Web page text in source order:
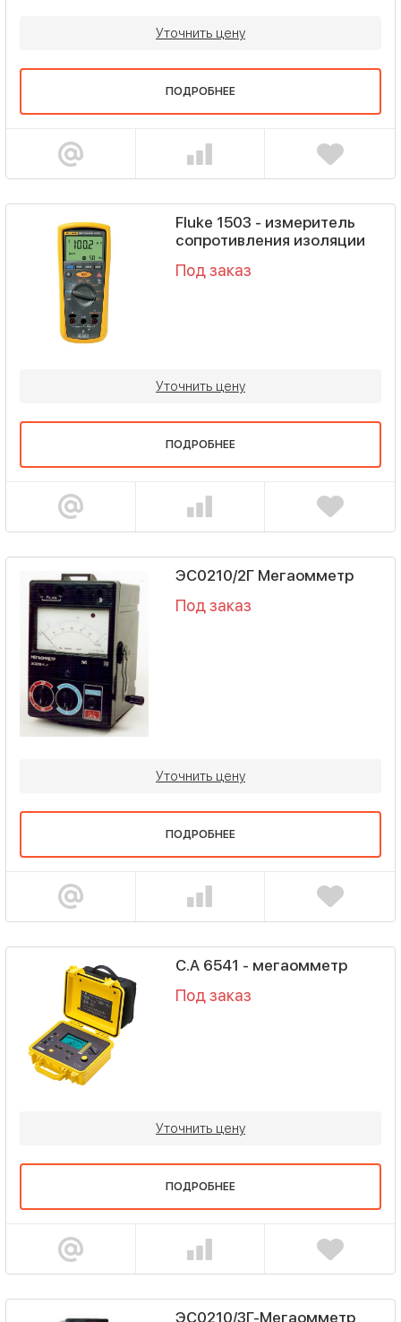
Уточнить цену
ПОДРОБНЕЕ
Fluke 1503 - измеритель
сопротивления изоляции
Под заказ
Уточнить цену
ПОДРОБНЕЕ
ЭС0210/2Г Мегаомметр
Под заказ
Уточнить цену
ПОДРОБНЕЕ
C.A 6541 - мегаомметр
Под заказ
Уточнить цену
ПОДРОБНЕЕ
ЭС0210/3Г-Мегаомметр